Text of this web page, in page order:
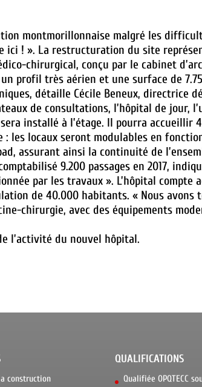
montmorillonnaise malgré les
ici ! ». La restructuration du site
chirurgical, conçu par le cabinet
profil très aérien et une surface de
détaille Cécile Beneux, directrice
de consultations, l’hôpital de jour,
installé à l’étage. Il pourra
les locaux seront modulables en
assurant ainsi la continuité de
9.200 passages en 2017,
par les travaux ». L’hôpital compte
de 40.000 habitants. « Nous avons
chirurgie, avec des équipements
l’activité du nouvel hôpital.
construction
QUALIFICATIONS
Qualifiée OPQTECC